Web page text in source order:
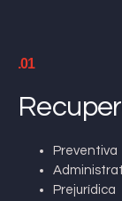
.01
Preventiva
Prejurídica